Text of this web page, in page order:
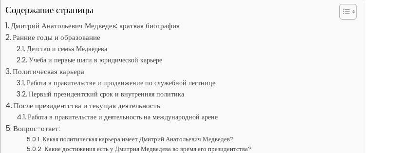
Содержание страницы
Дмитрий Анатольевич Медведев: краткая биография
Ранние годы и образование
Детство и семья Медведева
Учеба и первые шаги в юридической карьере
Политическая карьера
Работа в правительстве и продвижение по служебной лестнице
Первый президентский срок и внутренняя политика
После президентства и текущая деятельность
Работа в правительстве и деятельность на международной арене
Вопрос-ответ:
Какая политическая карьера имеет Дмитрий Анатольевич Медведев?
Какие достижения есть у Дмитрия Медведева во время его президентства?